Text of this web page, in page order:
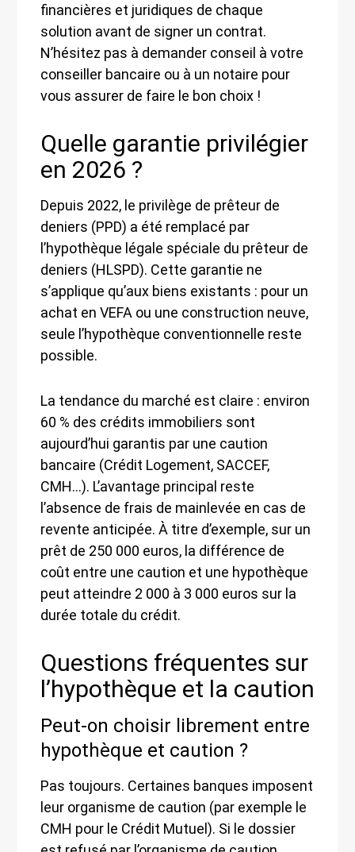
financières et juridiques de chaque
solution avant de signer un contrat.
N’hésitez pas à demander conseil à votre
conseiller bancaire ou à un notaire pour
vous assurer de faire le bon choix !
Quelle garantie privilégier
en 2026 ?
Depuis 2022, le privilège de prêteur de
deniers (PPD) a été remplacé par
l’hypothèque légale spéciale du prêteur de
deniers (HLSPD). Cette garantie ne
s’applique qu’aux biens existants : pour un
achat en VEFA ou une construction neuve,
seule l’hypothèque conventionnelle reste
possible.
La tendance du marché est claire : environ
60 % des crédits immobiliers sont
aujourd’hui garantis par une caution
bancaire (Crédit Logement, SACCEF,
CMH…). L’avantage principal reste
l’absence de frais de mainlevée en cas de
revente anticipée. À titre d’exemple, sur un
prêt de 250 000 euros, la différence de
coût entre une caution et une hypothèque
peut atteindre 2 000 à 3 000 euros sur la
durée totale du crédit.
Questions fréquentes sur
l’hypothèque et la caution
Peut-on choisir librement entre
hypothèque et caution ?
Pas toujours. Certaines banques imposent
leur organisme de caution (par exemple le
CMH pour le Crédit Mutuel). Si le dossier